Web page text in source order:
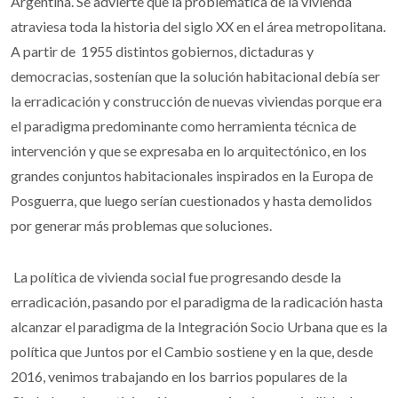
atraviesa toda la historia del siglo XX en el área metropolitana.
A partir de 1955 distintos gobiernos, dictaduras y
democracias, sostenían que la solución habitacional debía ser
la erradicación y construcción de nuevas viviendas porque era
el paradigma predominante como herramienta técnica de
intervención y que se expresaba en lo arquitectónico, en los
grandes conjuntos habitacionales inspirados en la Europa de
Posguerra, que luego serían cuestionados y hasta demolidos
por generar más problemas que soluciones.
La política de vivienda social fue progresando desde la
erradicación, pasando por el paradigma de la radicación hasta
alcanzar el paradigma de la Integración Socio Urbana que es la
política que Juntos por el Cambio sostiene y en la que, desde
2016, venimos trabajando en los barrios populares de la